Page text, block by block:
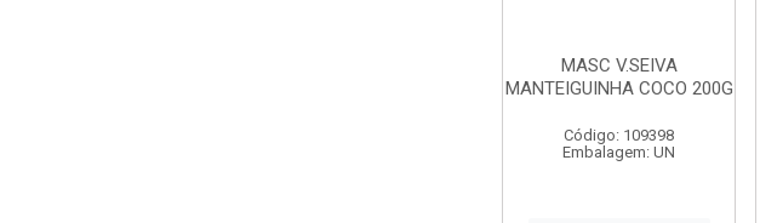
MASC V.SEIVA
MANTEIGUINHA COCO 200G
Código: 109398
Embalagem: UN